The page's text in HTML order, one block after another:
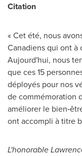
Citation
« Cet été, nous
Canadiens qui ont
Aujourd'hui, nous
que ces 15
déployés pour nos
de commémoration
améliorer le
ont accompli à titre
L'honorable